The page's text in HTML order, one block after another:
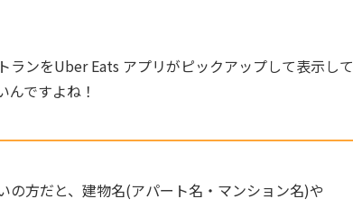
ンをUber Eats アプリがピックアップして表示して
ですよね！
方だと、建物名(アパート名・マンション名)や